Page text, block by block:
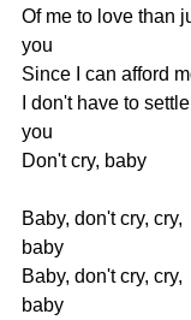
Of me to love than
you
Since
can afford
don't have to settle
you
Don't cry, baby
Baby, don't cry, cry,
baby
Baby, don't cry, cry,
baby